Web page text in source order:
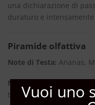
una dichiarazione di
duraturo e
Piramide olfattiva
Note di Testa: Ananas,
Note di Cuore:
trasparente.
Vuoi uno